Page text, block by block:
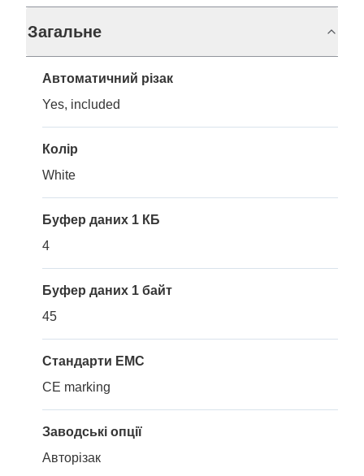
Загальне
Автоматичний різак
Yes, included
Колір
White
Буфер даних 1 КБ
4
Буфер даних 1 байт
45
Стандарти EMC
CE marking
Заводські опції
Авторізак